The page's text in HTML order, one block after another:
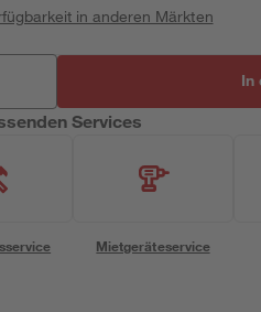
in anderen Märkten
In
Services
Mietgeräteservice